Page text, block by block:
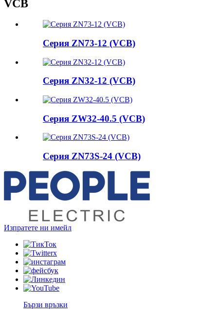
VCB
Серия ZN73-12 (VCB)
Серия ZN32-12 (VCB)
Серия ZW32-40.5 (VCB)
Серия ZN73S-24 (VCB)
Изпратете ни имейл
Бързи връзки